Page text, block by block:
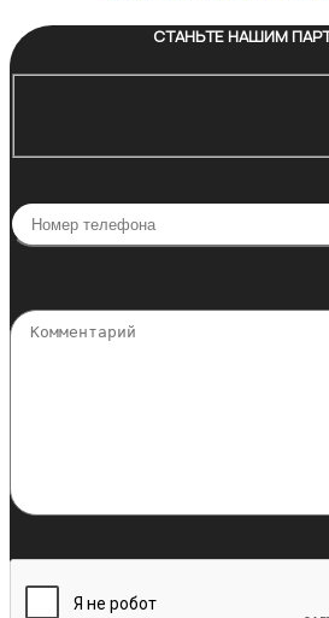
СТАНЬТЕ НАШИМ